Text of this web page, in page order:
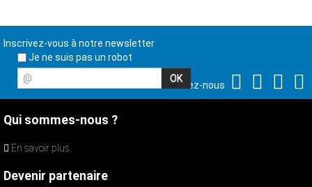
Inscrivez-vous à notre newsletter
Je ne suis pas un robot
@
Suivez-nous
Qui sommes-nous ?
En savoir plus
Devenir partenaire